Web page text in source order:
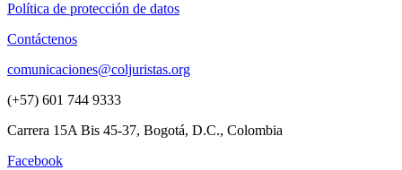
Política de protección de datos
Contáctenos
comunicaciones@coljuristas.org
(+57) 601 744 9333
Carrera 15A Bis 45-37, Bogotá, D.C., Colombia
Facebook